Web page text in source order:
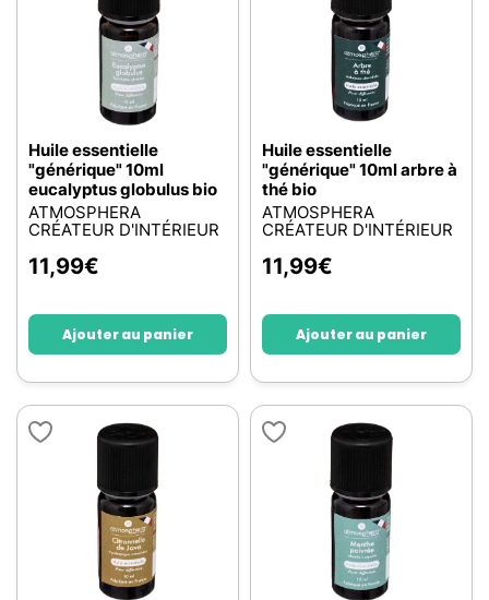
Huile essentielle
"générique" 10ml
eucalyptus globulus bio
ATMOSPHERA
CRÉATEUR D'INTÉRIEUR
11,99€
Ajouter au panier
Huile essentielle
"générique" 10ml arbre à
thé bio
ATMOSPHERA
CRÉATEUR D'INTÉRIEUR
11,99€
Ajouter au panier